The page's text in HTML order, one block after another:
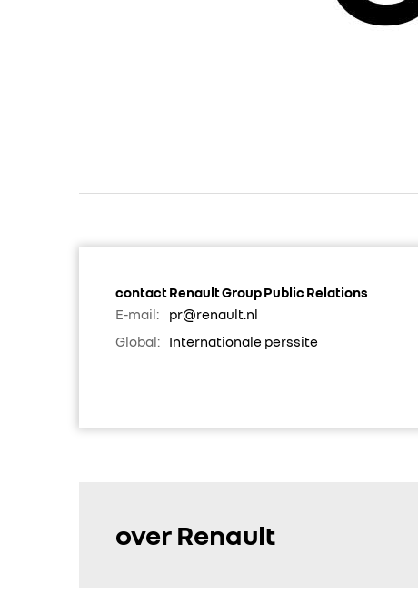
contact Renault Group Public Relations
E-mail:
pr@renault.nl
Global:
Internationale perssite
over Renault